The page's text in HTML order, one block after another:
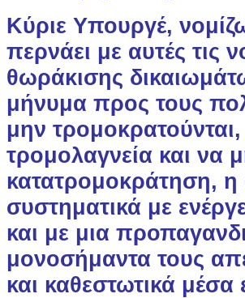
Κύριε Υπουργέ,
περνάει με αυτές τις
θωράκισης
μήνυμα προς τους
μην
τρομολαγνεία και να
κατατρομοκράτηση, η
συστηματικά με
και με μια
μονοσήμαντα τους
και καθεστωτικά